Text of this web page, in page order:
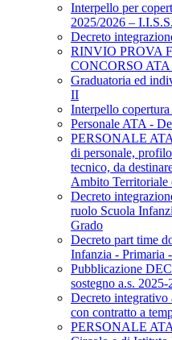
Interpello per
2025/2026 –
Decreto
RINVIO PROVA
CONCORSO
Graduatoria ed
II
Interpello
Personale ATA -
PERSONALE
di personale,
tecnico, da
Ambito Territoriale
Decreto
ruolo Scuola
Grado
Decreto part time
Infanzia - Primaria
Pubblicazione
sostegno a.s. 2025-
Decreto integrativo
con contratto a
PERSONALE